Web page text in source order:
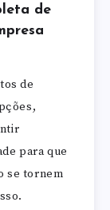
de
de
para que
se tornem